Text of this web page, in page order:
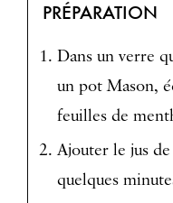
PRÉPARATION
Dans un verre
un pot Mason,
feuilles de
Ajouter le jus
quelques